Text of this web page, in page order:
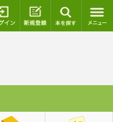
ログイン 新規登録